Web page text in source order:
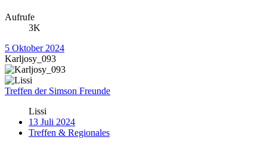
Aufrufe
3K
5 Oktober 2024
Karljosy_093
Treffen der Simson Freunde
Lissi
13 Juli 2024
Treffen & Regionales